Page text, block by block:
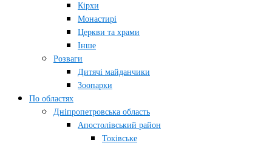
Кірхи
Монастирі
Церкви та храми
Інше
Розваги
Дитячі майданчики
Зоопарки
По областях
Дніпропетровська область
Апостолівський район
Токівське